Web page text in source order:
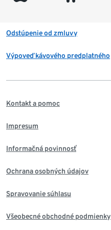
Odstúpenie od zmluvy
Výpoveď kávového predplatného
Kontakt a pomoc
Impresum
Informačná povinnosť
Ochrana osobných údajov
Spravovanie súhlasu
Všeobecné obchodné podmienky